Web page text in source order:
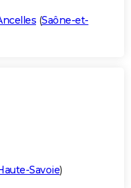
(Saône-et-
Savoie)